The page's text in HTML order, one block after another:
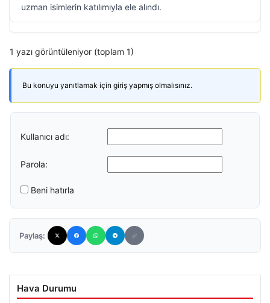
uzman isimlerin katılımıyla ele alındı.
1 yazı görüntüleniyor (toplam 1)
Bu konuyu yanıtlamak için giriş yapmış olmalısınız.
Kullanıcı adı:
Parola:
Beni hatırla
Paylaş:
Hava Durumu